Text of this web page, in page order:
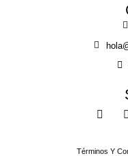
Términos Y